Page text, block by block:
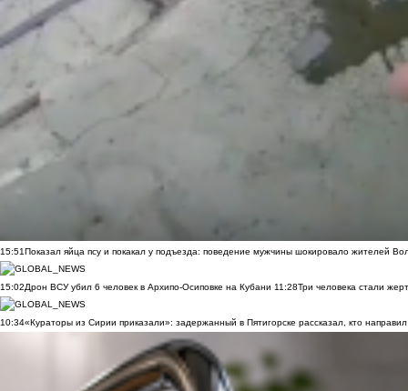
15:51Показал яйца псу и покакал у подъезда: поведение мужчины шокировало жителей
15:02Дрон ВСУ убил 6 человек в Архипо-Осиповке на Кубани 11:28Три человека стали
10:34«Кураторы из Сирии приказали»: задержанный в Пятигорске рассказал, кто направил